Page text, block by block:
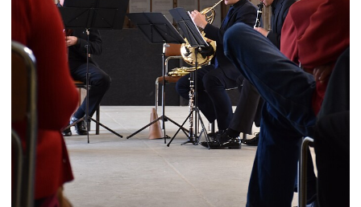
עברית
العربية
日
本
語